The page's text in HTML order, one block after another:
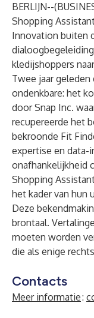
BERLIJN--(
Shopping
Innovation buiten
kledijshoppers
Twee jaar
ondenkbare: het
door Snap Inc.
recupereerde het
bekroonde Fit
expertise en data-
onafhankelijkheid
Shopping
het kader van hun
Deze
brontaal.
moeten worden
die als enige
Contacts
Meer informatie: